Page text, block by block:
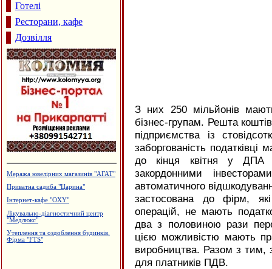
Готелі
Ресторани, кафе
Дозвілля
Меража ювелірних магазинів "АГАТ"
Приватна садиба "Царина"
Інтернет-кафе "OXY"
Лікувально-діагностичний центр
"Медлюкс"
Утеплення та оздоблення будинків.
Фірма "FTS"
З них 250 мільйонів
бізнес-групам. Решта
підприємства із
заборгованість
до кінця квітня у ДПА
закордонними
автоматичного
застосована до фірм,
операцій, не мають
два з половиною рази
цією можливістю мають
виробництва. Разом з тим,
для платників ПДВ.